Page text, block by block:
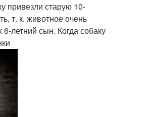
привезли старую 10-
т. к. животное очень
летний сын. Когда собаку